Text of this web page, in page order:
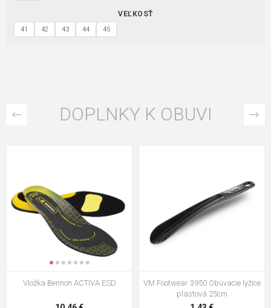
VEĽKOSŤ
41 42 43 44 45
DOPLNKY K OBUVI
VM Footwear 3009 Vkladacia
VM Footwear 3102 Šnúrky ploché